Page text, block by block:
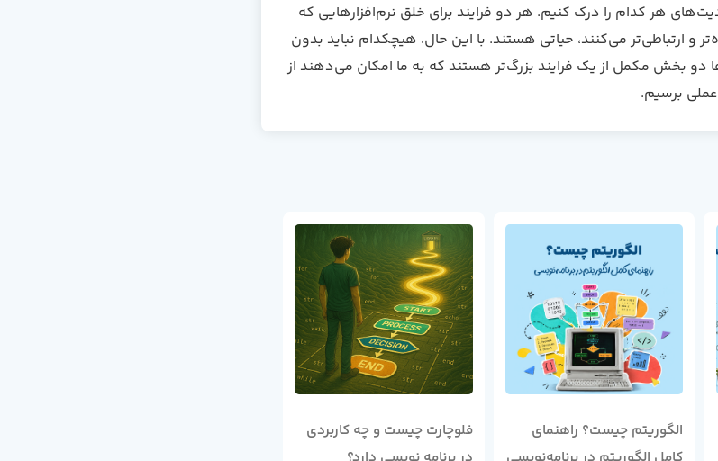
هر کدام را درک کنیم. هر دو فرایند برای خلق نرم‌افزارهایی که
و ارتباطی‌تر می‌کنند، حیاتی هستند. با این حال، هیچکدام نباید بدون
دو بخش مکمل از یک فرایند بزرگ‌تر هستند که به ما امکان می‌دهند از
برسیم.
الگوریتم چیست؟ راهنمای
فلوچارت چیست و چه کاربردی